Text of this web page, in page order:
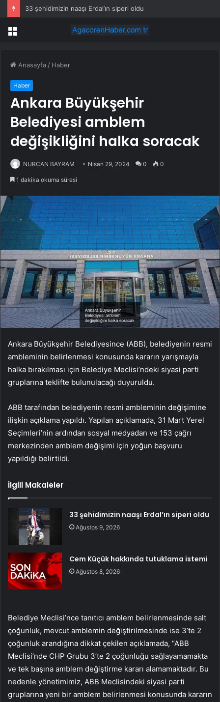
33 şehidimizin naaşı Erdal’ın siperi oldu
Menü
Anasayfa / Haber
Haber
Ankara Büyükşehir
Belediyesi amblem
değişikliğini halka soracak
NURCAN BAYRAM Nisan 29, 2024 0 0
1 dakika okuma süresi
Ankara Büyükşehir Belediyesince (ABB), belediyenin resmi
ambleminin belirlenmesi konusunda kararın yarışmayla
halka bırakılması için Belediye Meclisi’ndeki siyasi parti
gruplarına teklifte bulunulacağı duyuruldu.
ABB tarafından belediyenin resmi ambleminin değişimine
ilişkin açıklama yapıldı. Yapılan açıklamada, 31 Mart Yerel
Seçimleri’nin ardından sosyal medyadan ve 153 çağrı
merkezinden amblem değişimi için yoğun başvuru
yapıldığı belirtildi.
İlgili Makaleler
33 şehidimizin naaşı Erdal’ın siperi oldu
Ağustos 9, 2026
Cem Küçük hakkında tutuklama istemi
Ağustos 8, 2026
Belediye Meclisi’nce tanıtıcı amblem belirlenmesinde salt
çoğunluk, mevcut amblemin değiştirilmesinde ise 3’te 2
çoğunluk arandığına dikkat çekilen açıklamada, “ABB
Meclisi’nde CHP Grubu 3’te 2 çoğunluğu sağlayamamakta
ve tek başına amblem değiştirme kararı alamamaktadır. Bu
nedenle yönetimimiz, ABB Meclisindeki siyasi parti
gruplarına yeni bir amblem belirlenmesi konusunda kararın